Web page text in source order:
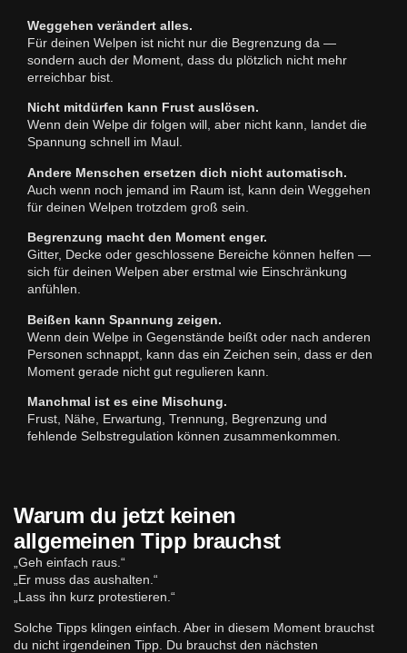
Weggehen verändert alles.
Für deinen Welpen ist nicht nur die Begrenzung da —
sondern auch der Moment, dass du plötzlich nicht mehr
erreichbar bist.
Nicht mitdürfen kann Frust auslösen.
Wenn dein Welpe dir folgen will, aber nicht kann, landet die
Spannung schnell im Maul.
Andere Menschen ersetzen dich nicht automatisch.
Auch wenn noch jemand im Raum ist, kann dein Weggehen
für deinen Welpen trotzdem groß sein.
Begrenzung macht den Moment enger.
Gitter, Decke oder geschlossene Bereiche können helfen —
sich für deinen Welpen aber erstmal wie Einschränkung
anfühlen.
Beißen kann Spannung zeigen.
Wenn dein Welpe in Gegenstände beißt oder nach anderen
Personen schnappt, kann das ein Zeichen sein, dass er den
Moment gerade nicht gut regulieren kann.
Manchmal ist es eine Mischung.
Frust, Nähe, Erwartung, Trennung, Begrenzung und
fehlende Selbstregulation können zusammenkommen.
Warum du jetzt keinen
allgemeinen Tipp brauchst
„Geh einfach raus.“
„Er muss das aushalten.“
„Lass ihn kurz protestieren.“
Solche Tipps klingen einfach. Aber in diesem Moment brauchst
du nicht irgendeinen Tipp. Du brauchst den nächsten